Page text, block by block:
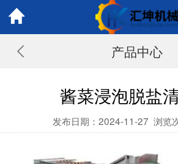
产品中心
酱菜浸泡脱盐
发布日期：2024-11-27 浏览